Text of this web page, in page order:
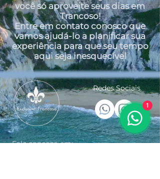
você só aproveite seus dias em
Trancoso!
Entre em contato conosco que
vamos ajudá-lo a planificar sua
experiência para que seu tempo
aqui seja inesquecível
Redes Sociais
Fale conosco em:
1